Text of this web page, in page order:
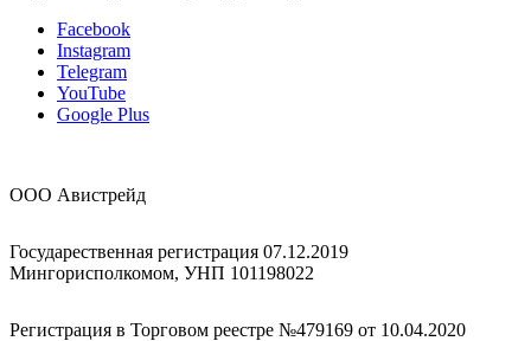
Facebook
Instagram
Telegram
YouTube
Google Plus
ООО Авистрейд
Государественная регистрация 07.12.2019
Мингорисполкомом, УНП 101198022
Регистрация в Торговом реестре №479169 от 10.04.2020